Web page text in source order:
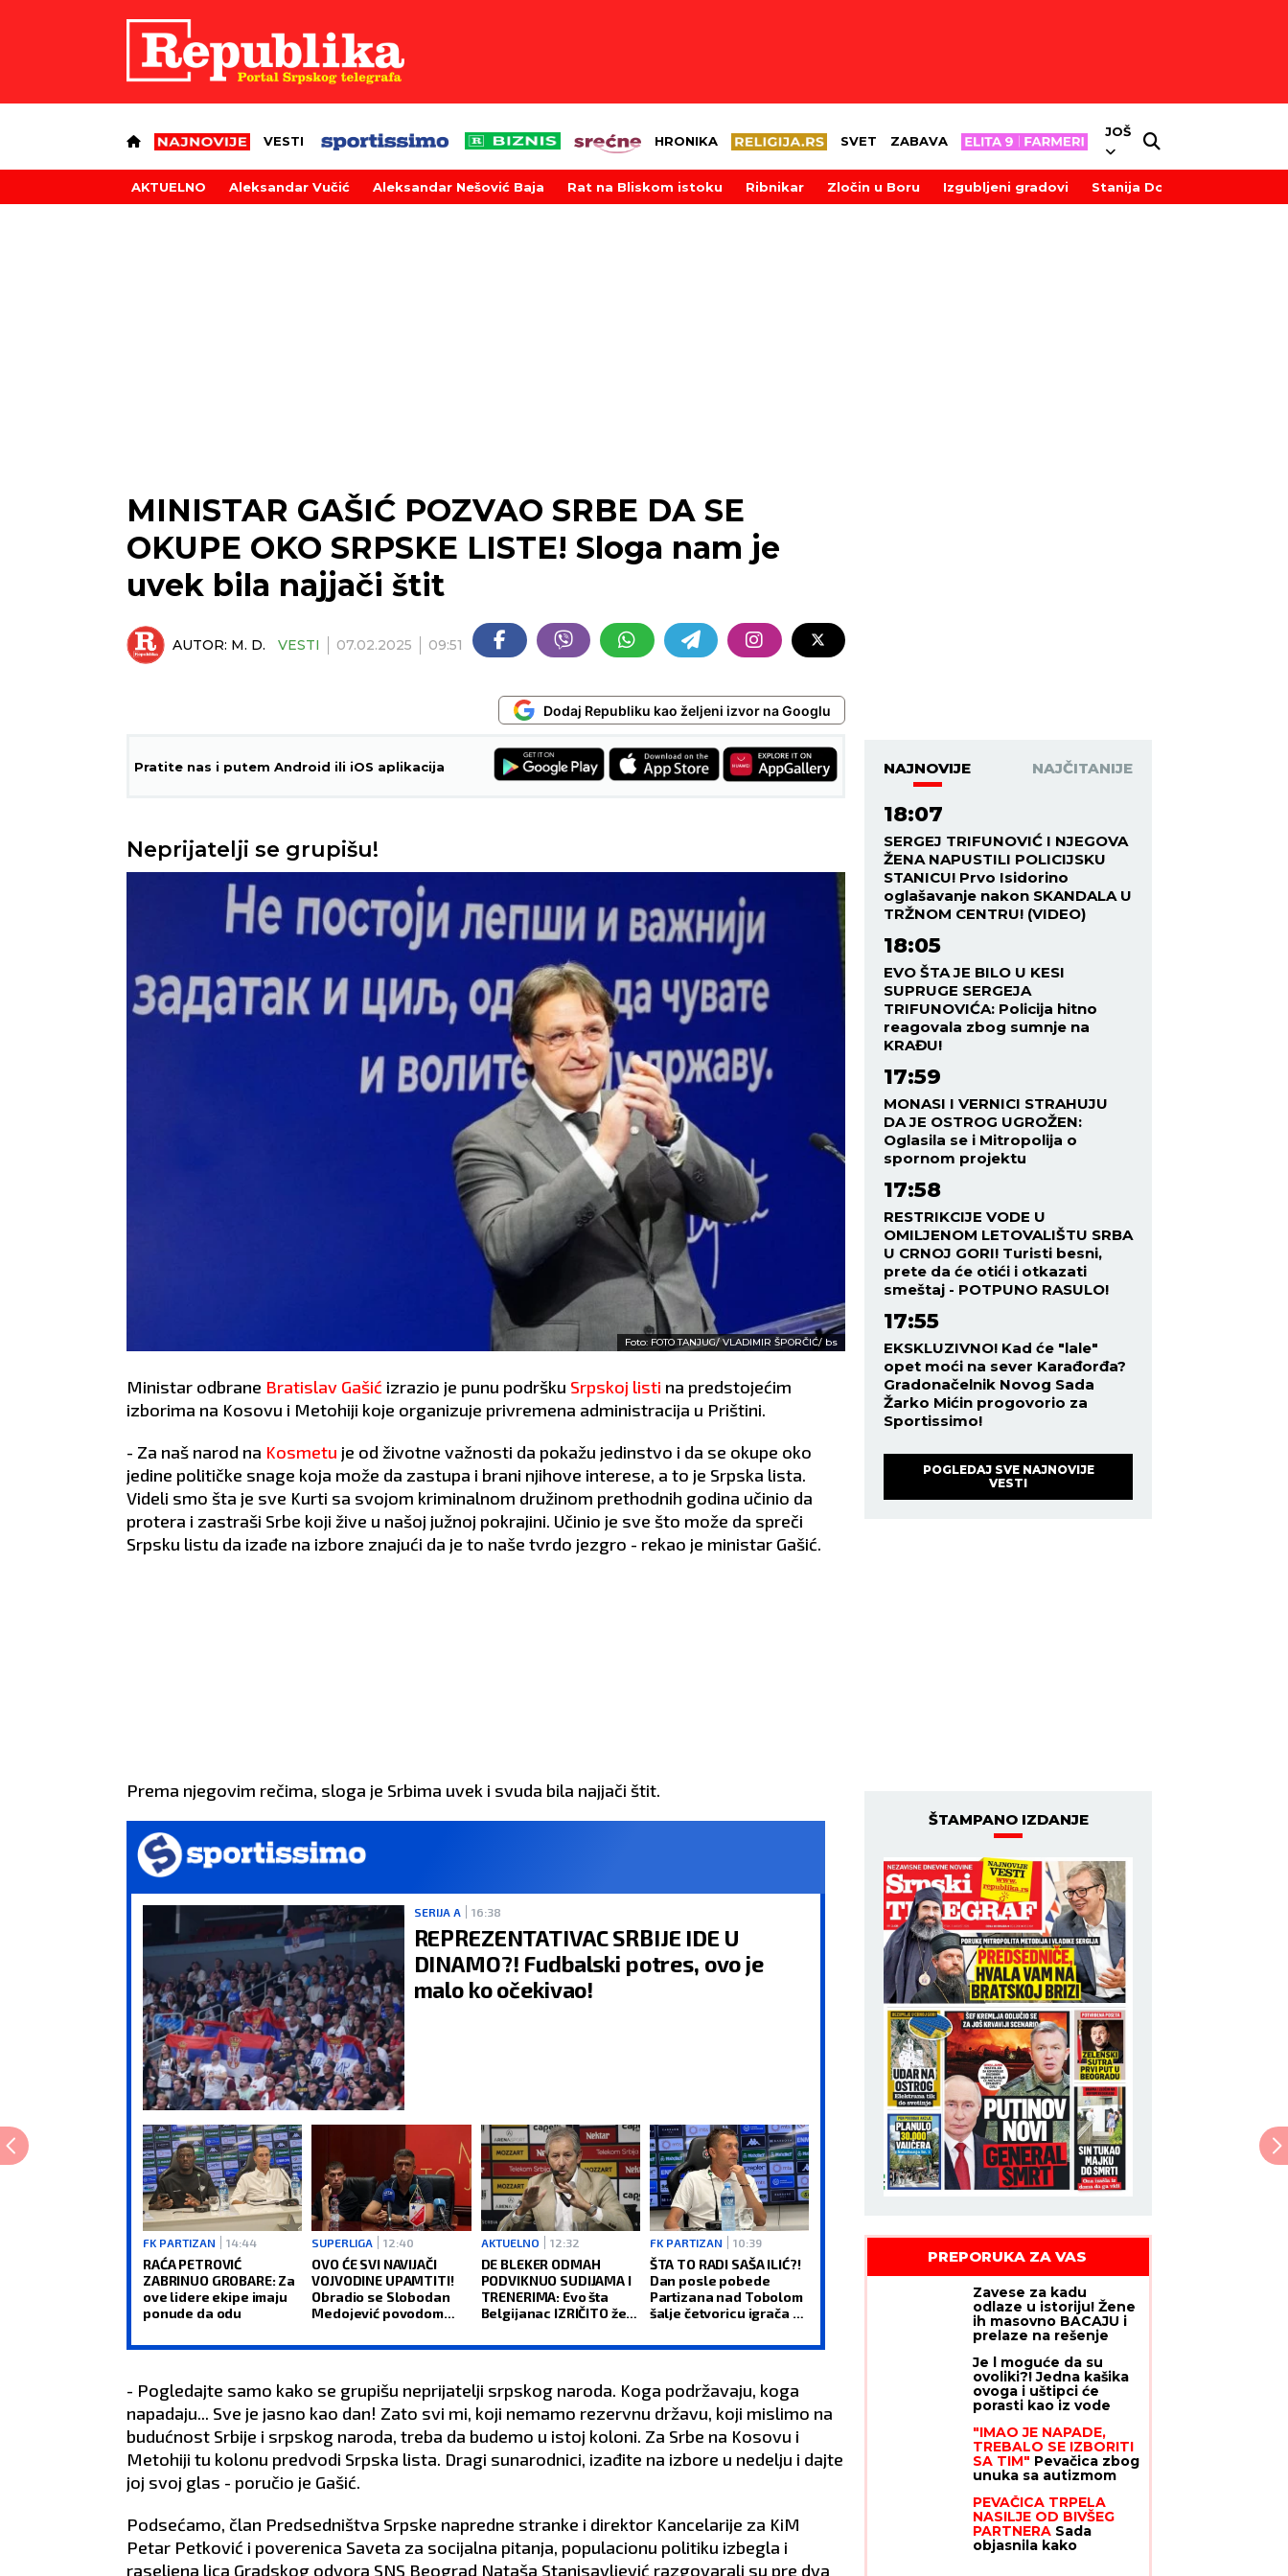
VESTI HRONIKA SVET ZABAVA
JOŠ
AKTUELNO Aleksandar Vučić Aleksandar Nešović Baja Rat na Bliskom istoku Ribnikar Zločin u Boru Izgubljeni gradovi Stanija Dobrojević
MINISTAR GAŠIĆ POZVAO SRBE DA SE
OKUPE OKO SRPSKE LISTE! Sloga nam je
uvek bila najjači štit
AUTOR: M. D. VESTI 07.02.2025 09:51
Dodaj Republiku kao željeni izvor na Googlu
Pratite nas i putem Android ili iOS aplikacija
Neprijatelji se grupišu!
Foto: FOTO TANJUG/ VLADIMIR ŠPORČIĆ/ bs
Ministar odbrane Bratislav Gašić izrazio je punu podršku Srpskoj listi na predstojećim
izborima na Kosovu i Metohiji koje organizuje privremena administracija u Prištini.
- Za naš narod na Kosmetu je od životne važnosti da pokažu jedinstvo i da se okupe oko
jedine političke snage koja može da zastupa i brani njihove interese, a to je Srpska lista.
Videli smo šta je sve Kurti sa svojom kriminalnom družinom prethodnih godina učinio da
protera i zastraši Srbe koji žive u našoj južnoj pokrajini. Učinio je sve što može da spreči
Srpsku listu da izađe na izbore znajući da je to naše tvrdo jezgro - rekao je ministar Gašić.
Prema njegovim rečima, sloga je Srbima uvek i svuda bila najjači štit.
SERIJA A 16:38
REPREZENTATIVAC SRBIJE IDE U
DINAMO?! Fudbalski potres, ovo je
malo ko očekivao!
FK PARTIZAN 14:44
RAĆA PETROVIĆ
ZABRINUO GROBARE: Za
ove lidere ekipe imaju
ponude da odu
SUPERLIGA 12:40
OVO ĆE SVI NAVIJAČI
VOJVODINE UPAMTITI!
Obradio se Slobodan
Medojević povodom
(VIDEO)
AKTUELNO 12:32
DE BLEKER ODMAH
PODVIKNUO SUDIJAMA I
TRENERIMA: Evo šta
Belgijanac IZRIČITO želi
fudbalu (VIDEO)
FK PARTIZAN 10:39
ŠTA TO RADI SAŠA ILIĆ?!
Dan posle pobede
Partizana nad Tobolom
šalje četvoricu igrača u
- Pogledajte samo kako se grupišu neprijatelji srpskog naroda. Koga podržavaju, koga
napadaju... Sve je jasno kao dan! Zato svi mi, koji nemamo rezervnu državu, koji mislimo na
budućnost Srbije i srpskog naroda, treba da budemo u istoj koloni. Za Srbe na Kosovu i
Metohiji tu kolonu predvodi Srpska lista. Dragi sunarodnici, izađite na izbore u nedelju i dajte
joj svoj glas - poručio je Gašić.
Podsećamo, član Predsedništva Srpske napredne stranke i direktor Kancelarije za KiM
Petar Petković i poverenica Saveta za socijalna pitanja, populacionu politiku izbegla i
raseljena lica Gradskog odvora SNS Beograd Nataša Stanisavljević razgovarali su pre dva
NAJNOVIJE NAJČITANIJE
18:07
SERGEJ TRIFUNOVIĆ I NJEGOVA
ŽENA NAPUSTILI POLICIJSKU
STANICU! Prvo Isidorino
oglašavanje nakon SKANDALA U
TRŽNOM CENTRU! (VIDEO)
18:05
EVO ŠTA JE BILO U KESI
SUPRUGE SERGEJA
TRIFUNOVIĆA: Policija hitno
reagovala zbog sumnje na
KRAĐU!
17:59
MONASI I VERNICI STRAHUJU
DA JE OSTROG UGROŽEN:
Oglasila se i Mitropolija o
spornom projektu
17:58
RESTRIKCIJE VODE U
OMILJENOM LETOVALIŠTU SRBA
U CRNOJ GORI! Turisti besni,
prete da će otići i otkazati
smeštaj - POTPUNO RASULO!
17:55
EKSKLUZIVNO! Kad će "lale"
opet moći na sever Karađorđa?
Gradonačelnik Novog Sada
Žarko Mićin progovorio za
Sportissimo!
POGLEDAJ SVE NAJNOVIJE
VESTI
ŠTAMPANO IZDANJE
PREPORUKA ZA VAS
Zavese za kadu
odlaze u istoriju! Žene
ih masovno BACAJU i
prelaze na rešenje
ne skuplja buđ
Je l moguće da su
ovoliki?! Jedna kašika
ovoga i uštipci će
porasti kao iz vode
"IMAO JE NAPADE,
TREBALO SE IZBORITI
SA TIM" Pevačica zbog
unuka sa autizmom
pa morala da donese
najtežu odluku:
"Postao je agresivan"
PEVAČICA TRPELA
NASILJE OD BIVŠEG
PARTNERA Sada
objasnila kako